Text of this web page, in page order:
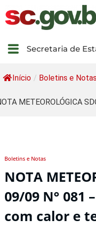
Secretaria de
Início / Boletins e Notas
METEOROLÓGICA
Boletins e Notas
NOTA
09/09 N° 081
com calor e